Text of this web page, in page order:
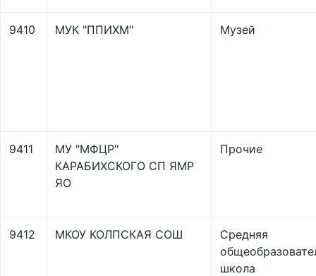
9410 МУК "ППИХМ" Музей
9411
МУ "МФЦР"
КАРАБИХСКОГО СП ЯМР
ЯО
Прочие
9412 МКОУ КОЛПСКАЯ СОШ
Средняя
школа